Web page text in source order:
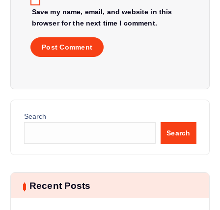
Save my name, email, and website in this
browser for the next time I comment.
Search
Search
Recent Posts